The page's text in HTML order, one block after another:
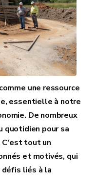
une ressource
essentielle à notre
De nombreux
quotidien pour sa
tout un
et motivés, qui
liés à la